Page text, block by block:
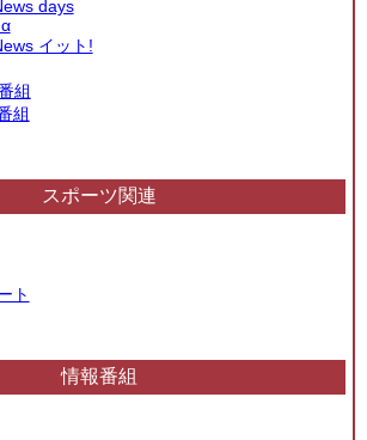
days
イット!
組
組
スポーツ関連
ト
情報番組